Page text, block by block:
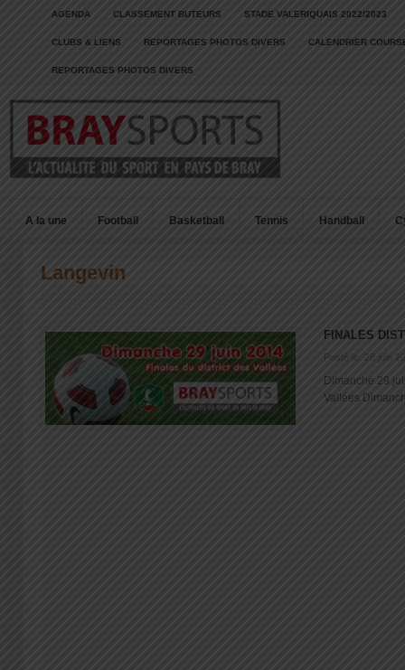
AGENDA CLASSEMENT BUTEURS STADE VALERIQUAIS 2022/2023
CLUBS & LIENS REPORTAGES PHOTOS DIVERS CALENDRIER
REPORTAGES PHOTOS DIVERS
A la une Football Basketball Tennis Handball
Langevin
FINALES
Posté le: 28 juin
Dimanche 29
Vallées